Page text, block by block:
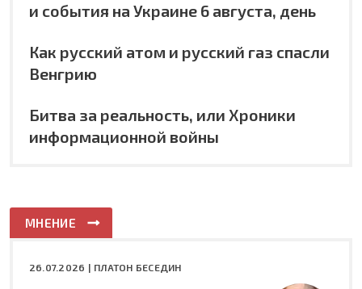
и события на Украине 6 августа, день
Как русский атом и русский газ спасли
Венгрию
Битва за реальность, или Хроники
информационной войны
МНЕНИЕ
26.07.2026 | ПЛАТОН БЕСЕДИН